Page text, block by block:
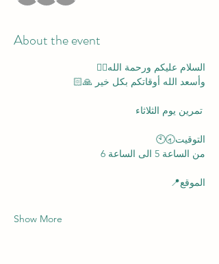
About the event
السلام عليكم ورحمة الله✋🏻
وأسعد الله أوقاتكم بكل خير 🙏🏻
التوقيت🕣🕙
من الساعة 5 الى الساعة 6
الموقع📍
Show More